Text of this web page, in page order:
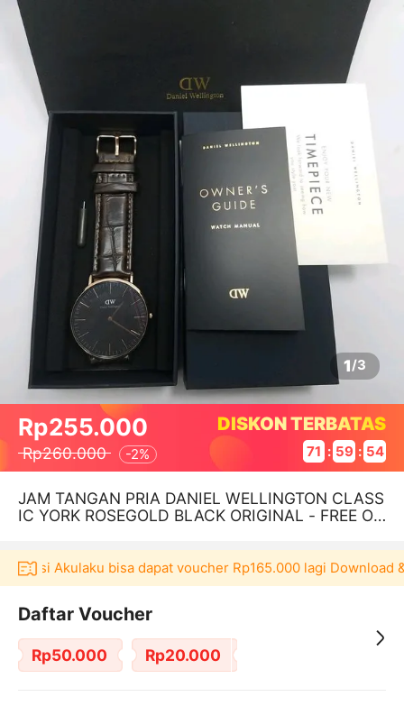
1/3
Rp255.000
Rp260.000 -2%
DISKON TERBATAS
71 : 59 : 54
JAM TANGAN PRIA DANIEL WELLINGTON CLASS
IC YORK ROSEGOLD BLACK ORIGINAL - FREE ON
Akulaku bisa dapat voucher Rp165.000 lagi Download &
Daftar Voucher
Rp50.000 Rp20.000